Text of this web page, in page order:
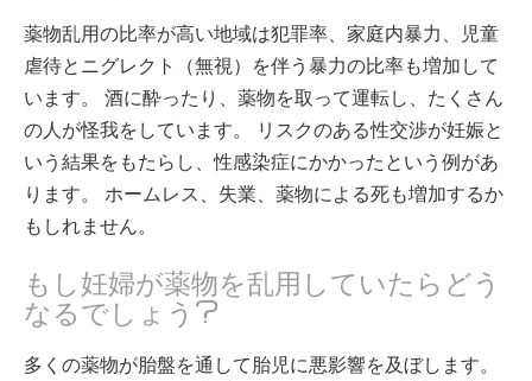
薬物乱用の比率が高い地域は犯罪率、家庭内暴力、児童
虐待とニグレクト（無視）を伴う暴力の比率も増加して
います。 酒に酔ったり、薬物を取って運転し、たくさん
の人が怪我をしています。 リスクのある性交渉が妊娠と
いう結果をもたらし、性感染症にかかったという例があ
ります。 ホームレス、失業、薬物による死も増加するか
もしれません。
もし妊婦が薬物を乱用していたらどう
なるでしょう?
多くの薬物が胎盤を通して胎児に悪影響を及ぼします。